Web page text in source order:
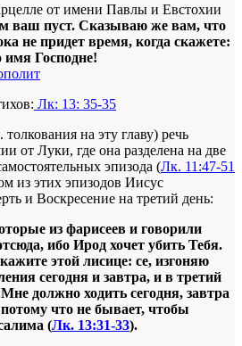
от имени Павлы и Евстохии
ваш пуст. Сказываю же вам, что
не придет время, когда скажете:
имя Господне!
Лк: 13: 35-35
на эту главу) речь
от Луки, где она разделена на две
эпизода (Лк. 11:47-51
из этих эпизодов Иисус
и Воскресение на третий день:
из фарисеев и говорили
ибо Ирод хочет убить Тебя.
этой лисице: се, изгоняю
сегодня и завтра, и в третий
должно ходить сегодня, завтра
что не бывает, чтобы
(Лк. 13:31-33).